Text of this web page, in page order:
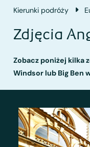
Kierunki podróży
Zdjęcia
Zobacz poniżej kilka
Windsor lub Big Ben